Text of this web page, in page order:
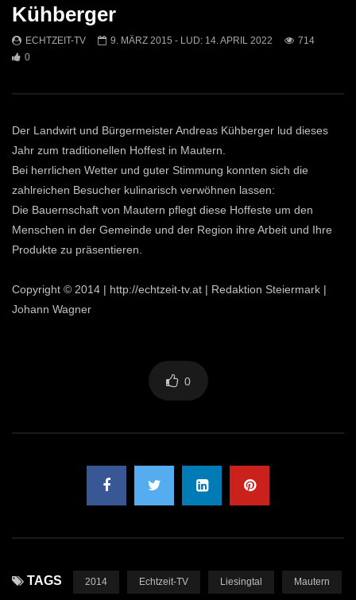
Mittendrin
ECHTZEIT-TV
Kammern
Kühberger
ECHTZEIT-TV 9. MÄRZ 2015 - LUD: 14. APRIL 2022
714
0
Der Landwirt und Bürgermeister Andreas Kühberger lud dieses
Jahr zum traditionellen Hoffest in Mautern.
Bei herrlichen Wetter und guter Stimmung konnten sich die
zahlreichen Besucher kulinarisch verwöhnen lassen:
Die Bauernschaft von Mautern pflegt diese Hoffeste um den
Menschen in der Gemeinde und der Region ihre Arbeit und Ihre
Produkte zu präsentieren.
Copyright © 2014 | http://echtzeit-tv.at | Redaktion Steiermark |
Johann Wagner
0
TAGS 2014 Echtzeit-TV Liesingtal Mautern